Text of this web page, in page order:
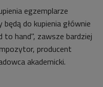
egzemplarze
do kupienia głównie
to hand", zawsze bardziej
producent
akademicki.